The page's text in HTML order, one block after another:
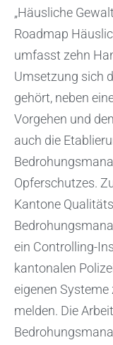
„Häusliche
Roadmap
umfasst zehn
Umsetzung sich
gehört, neben
Vorgehen und
auch die
Opferschutzes.
Kantone
ein Controlling-
kantonalen
eigenen
melden. Die